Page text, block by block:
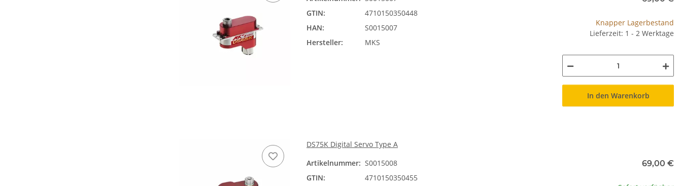
GTIN:
4710150350448
HAN:
S0015007
Hersteller:
MKS
Knapper Lagerbestand
Lieferzeit: 1 - 2 Werktage
In den Warenkorb
DS75K Digital Servo Type A
Artikelnummer: S0015008
GTIN:
4710150350455
69,00 €